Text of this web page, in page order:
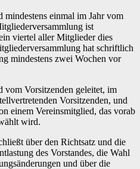
einmal im Jahr vom
ist
viertel aller Mitglieder dies
hat schriftlich
mindestens zwei Wochen vor
Vorsitzenden geleitet, im
Vorsitzenden, und
einem Vereinsmitglied, das vorab
wird.
über den Richtsatz und die
des Vorstandes, die Wahl
und über die